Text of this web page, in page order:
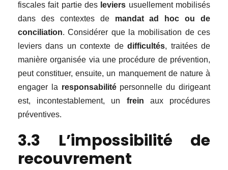
fiscales fait partie des leviers usuellement mobilisés
dans des contextes de mandat ad hoc ou de
conciliation. Considérer que la mobilisation de ces
leviers dans un contexte dedifficultés, traitées de
manière organisée via une procédure de prévention,
peut constituer, ensuite, un manquement de nature à
engager la responsabilitépersonnelle du dirigeant
est, incontestablement, un frein aux procédures
préventives.
3.3 L’impossibilité de
recouvrement